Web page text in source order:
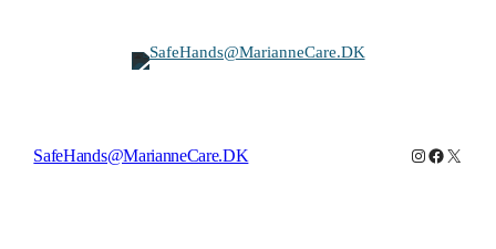
SafeHands@MarianneCare.DK Instagram
Facebook
X